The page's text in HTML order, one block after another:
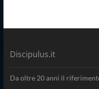
Discipulus.it
Da oltre 20 anni il